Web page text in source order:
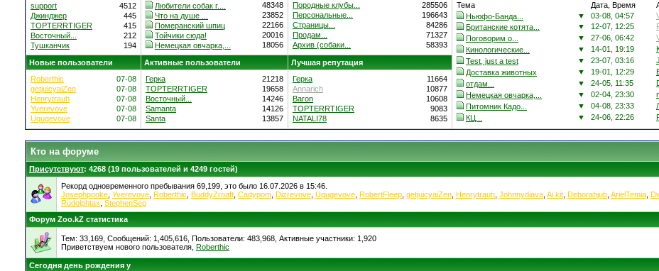
support
4512
Джинджер
445
TOPTERRTIGER
415
Восточный...
212
Тушканчик
194
Любители собак г....
48348
Что на душе ...
23852
Померанский шпиц
22166
Тойчики сюда!
20016
Немецкая овчарка,...
18056
Породные клубы...
285506
Персональные...
196643
Страницы...
84286
Продам...
71327
Архив (собаки...
58393
Тема Дата, Время
Ньюфо-Банда...
▼ 03-08, 04:57
Британские котята...
▼ 12-07, 12:25
Поговорим о...
▼ 27-06, 06:42
Кинологические...
▼ 14-01, 19:19
Test, just a test
▼ 23-07, 03:16
Доставка животных
▼ 19-01, 12:29
отдам...
▼ 24-05, 11:35
Немецкая овчарка,...
▼ 02-04, 23:30
Питомник Кадо...
▼ 04-08, 23:33
КЦ...
▼ 24-06, 22:26
Новые пользователи Активные пользователи
Лучшая репутация
Roberthic
07-08
getjuicyaiZen
07-08
Henrytrauh
07-08
Yverevove
07-08
Uqugevove
07-08
Герка
21218
TOPTERRTIGER
19658
Восточный...
14246
Samanta
14126
Santa
13857
Герка
11664
Annarich
10877
Baron
10608
TOPTERRTIGER
9083
NATALI78
8635
Кто на форуме
Присутствуют: 4268 (19 пользователей и 4249 гостей)
Рекорд одновременного пребывания 69,199, это было 16.07.2026 в 15:46.
Josephpooke Yverevove Roberthic BuddyZroaft Cadypom Dizrevove Uqugevove RobertFleep getjuicyaiZen Henrytrauh Johnnydiava Ai kit Deborahjub ArielTemia
Rudolphtax StephenSep
Форум Zoo.kZ статистика
Тем: 33,169, Сообщений: 1,405,616, Пользователи: 483,968, Активные участники: 1,920
Приветствуем нового пользователя, Roberthic
Сегодня день рождения у